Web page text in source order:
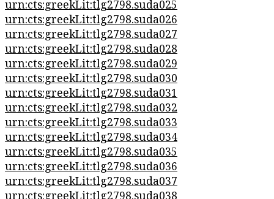
urn:cts:greekLit:tlg2798.suda025
urn:cts:greekLit:tlg2798.suda026
urn:cts:greekLit:tlg2798.suda027
urn:cts:greekLit:tlg2798.suda028
urn:cts:greekLit:tlg2798.suda029
urn:cts:greekLit:tlg2798.suda030
urn:cts:greekLit:tlg2798.suda031
urn:cts:greekLit:tlg2798.suda032
urn:cts:greekLit:tlg2798.suda033
urn:cts:greekLit:tlg2798.suda034
urn:cts:greekLit:tlg2798.suda035
urn:cts:greekLit:tlg2798.suda036
urn:cts:greekLit:tlg2798.suda037
urn:cts:greekLit:tlg2798.suda038